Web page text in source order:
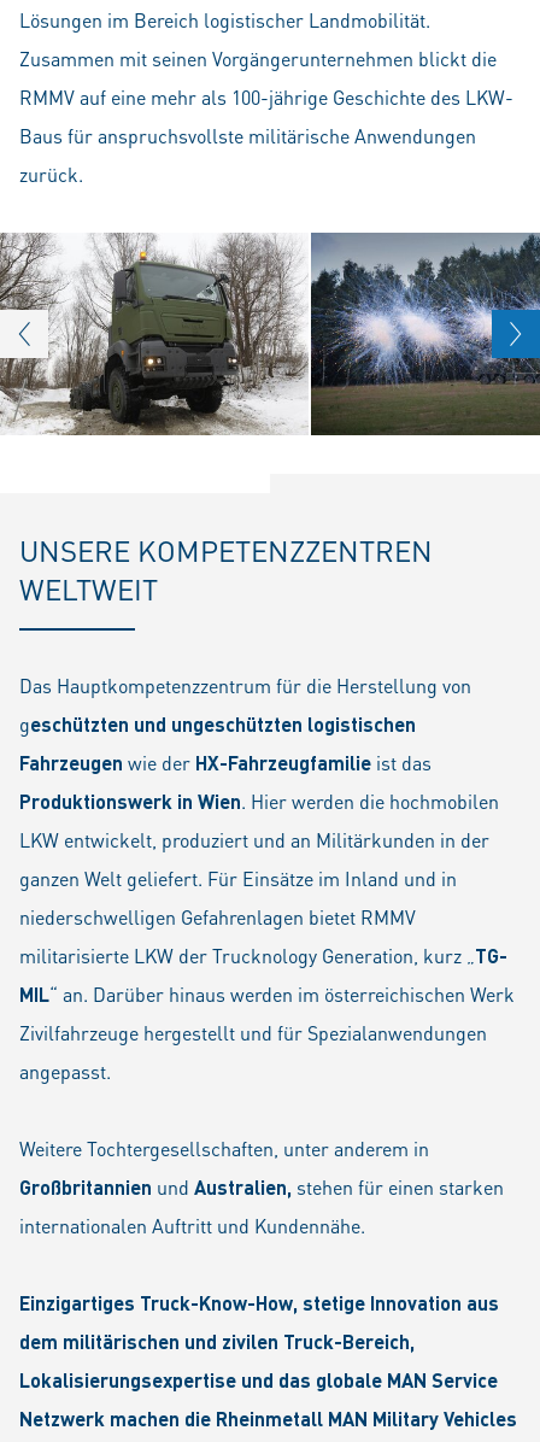
Lösungen im Bereich logistischer Landmobilität.
Zusammen mit seinen Vorgängerunternehmen blickt die
RMMV auf eine mehr als 100-jährige Geschichte des LKW-
Baus für anspruchsvollste militärische Anwendungen
zurück.
UNSERE KOMPETENZZENTREN
WELTWEIT
Das Hauptkompetenzzentrum für die Herstellung von
geschützten und ungeschützten logistischen
Fahrzeugen wie der HX-Fahrzeugfamilie ist das
Produktionswerk in Wien. Hier werden die hochmobilen
LKW entwickelt, produziert und an Militärkunden in der
ganzen Welt geliefert. Für Einsätze im Inland und in
niederschwelligen Gefahrenlagen bietet RMMV
militarisierte LKW der Trucknology Generation, kurz „ TG-
MIL“ an. Darüber hinaus werden im österreichischen Werk
Zivilfahrzeuge hergestellt und für Spezialanwendungen
angepasst.
Weitere Tochtergesellschaften, unter anderem in
Großbritannien und Australien, stehen für einen starken
internationalen Auftritt und Kundennähe.
Einzigartiges Truck-Know-How, stetige Innovation aus
dem militärischen und zivilen Truck-Bereich,
Lokalisierungsexpertise und das globale MAN Service
Netzwerk machen die Rheinmetall MAN Military Vehicles